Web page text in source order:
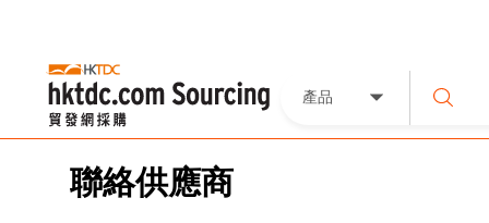
產品
聯絡供應商